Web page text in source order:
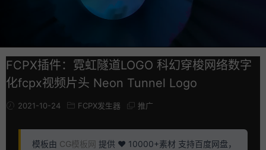
FCPX插件：霓虹隧道LOGO 科幻穿梭网络数字
化fcpx视频片头 Neon Tunnel Logo
2021-10-24 FCPX发生器 推广
模板由 CG模板网 提供 ❤️ 10000+素材 支持百度网盘，